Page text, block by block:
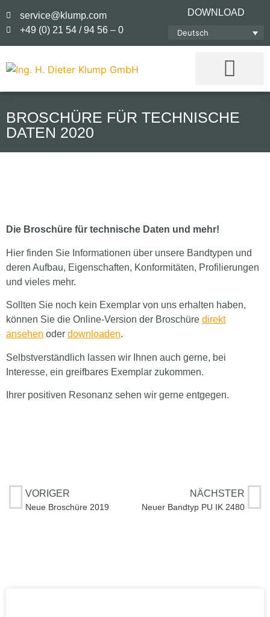
service@klump.com
+49 (0) 21 54 / 94 56 – 0
DOWNLOAD
Deutsch
BROSCHÜRE FÜR TECHNISCHE
DATEN 2020
Die Broschüre für technische Daten und mehr!
Hier finden Sie Informationen über unsere Bandtypen und
deren Aufbau, Eigenschaften, Konformitäten, Profilierungen
und vieles mehr.
Sollten Sie noch kein Exemplar von uns erhalten haben,
können Sie die Online-Version der Broschüre direkt
ansehen oder downloaden.
Selbstverständlich lassen wir Ihnen auch gerne, bei
Interesse, ein greifbares Exemplar zukommen.
Ihrer positiven Resonanz sehen wir gerne entgegen.
VORIGER
Neue Broschüre 2019
NÄCHSTER
Neuer Bandtyp PU IK 2480